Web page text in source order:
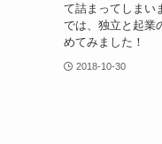
て詰まってしまい
では、独立と起業
めてみました！
2018-10-30